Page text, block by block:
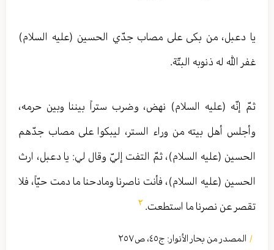
يا دعبل، من بكى على مصاب جدّي الحسين (عليه السلام)
غفر الله له ذنوبه البتّة.
ثمّ إنّه (عليه السلام) نهض، وضرب ستراً بيننا وبين حرمه،
وأجلس أهل بيته من وراء الستر، ليبكوا على مصاب جدّهم
الحسين (عليه السلام)، ثمّ التفت إليّ وقال لي: يا دعبل، ارث
الحسين (عليه السلام)، فأنت ناصرنا ومادحنا ما دمت حيّاً، فلا
تقصر عن نصرنا ما استطعت.
/ المصدر من بحار الأنوار: ج٤٥، ص٢٥٧